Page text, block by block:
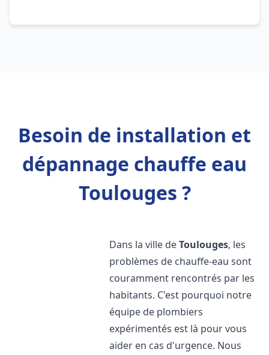
Besoin de installation et
dépannage chauffe eau
Toulouges ?
Dans la ville deToulouges, les
problèmes de chauffe-eau sont
couramment rencontrés par les
habitants. C'est pourquoi notre
équipe de plombiers
expérimentés est là pour vous
aider en cas d'urgence. Nous